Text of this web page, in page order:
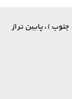
)، پایین تر از